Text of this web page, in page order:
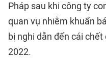
Pháp sau khi công ty
quan vụ nhiễm khuẩn
bị nghi dẫn đến cái
2022.